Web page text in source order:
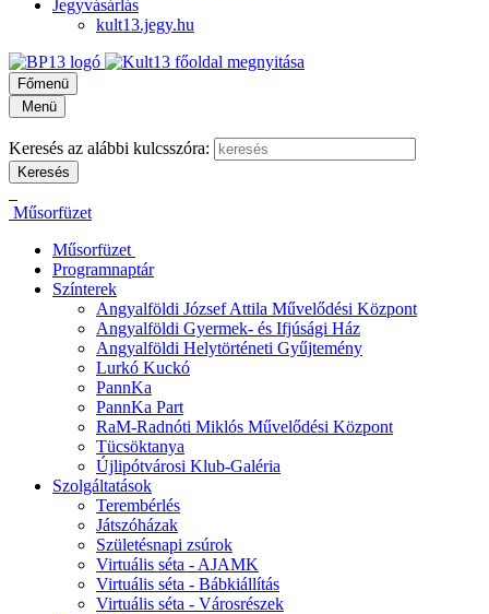
Jegyvásárlás
kult13.jegy.hu
Főmenü
Menü
Keresés az alábbi kulcsszóra:
Műsorfüzet
Műsorfüzet
Programnaptár
Színterek
Angyalföldi József Attila Művelődési Központ
Angyalföldi Gyermek- és Ifjúsági Ház
Angyalföldi Helytörténeti Gyűjtemény
Lurkó Kuckó
PannKa
PannKa Part
RaM-Radnóti Miklós Művelődési Központ
Tücsöktanya
Újlipótvárosi Klub-Galéria
Szolgáltatások
Terembérlés
Játszóházak
Születésnapi zsúrok
Virtuális séta - AJAMK
Virtuális séta - Bábkiállítás
Virtuális séta - Városrészek